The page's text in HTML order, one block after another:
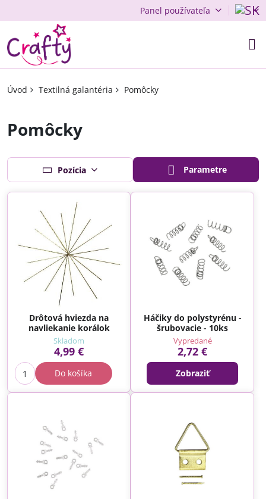
Panel používateľa
Úvod Textilná galantéria Pomôcky
Pomôcky
Pozícia Parametre
Drôtová hviezda na
navliekanie korálok
Skladom
4,99 €
Do košíka
Háčiky do polystyrénu -
šrubovacie - 10ks
Vypredané
2,72 €
Zobraziť